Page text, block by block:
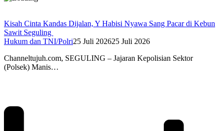
Kisah Cinta Kandas Dijalan, Y Habisi Nyawa Sang Pacar di Kebun
Sawit Seguling
Hukum dan TNI/Polri25 Juli 202625 Juli 2026
Channeltujuh.com, SEGULING – Jajaran Kepolisian Sektor
(Polsek) Manis…